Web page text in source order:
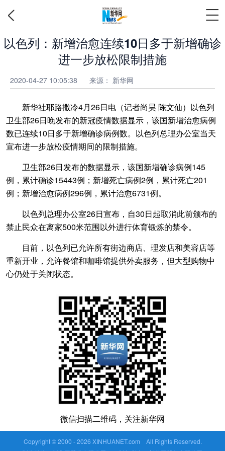
以色列：新增治愈连续10日多于新增确诊
进一步放松限制措施
2020-04-27 10:05:38 来源： 新华网
新华社耶路撒冷4月26日电（记者尚昊 陈文仙）以色列
卫生部26日晚发布的新冠疫情数据显示，该国新增治愈病例
数已连续10日多于新增确诊病例数。以色列总理办公室当天
宣布进一步放松疫情期间的限制措施。
卫生部26日发布的数据显示，该国新增确诊病例145
例，累计确诊15443例；新增死亡病例2例，累计死亡201
例；新增治愈病例296例，累计治愈6731例。
以色列总理办公室26日宣布，自30日起取消此前颁布的
禁止民众在离家500米范围以外进行体育锻炼的禁令。
目前，以色列已允许所有街边商店、理发店和美容店等
重新开业，允许餐馆和咖啡馆提供外卖服务，但大型购物中
心仍处于关闭状态。
微信扫描二维码，关注新华网
Copyright © 2000 -2026 XINHUANET.com All Rights Reserved.